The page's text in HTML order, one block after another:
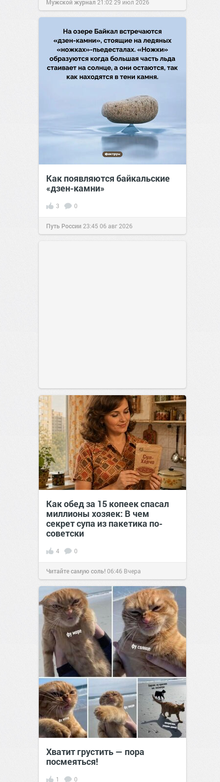
Мужской журнал 21:02 29 июл 2026
Как появляются байкальские
«дзен-камни»
3 0
Путь России 23:45 06 авг 2026
Как обед за 15 копеек спасал
миллионы хозяек: В чем
секрет супа из пакетика по-
советски
4 0
Читайте самую соль!06:46 Вчера
Хватит грустить — пора
посмеяться!
1 0